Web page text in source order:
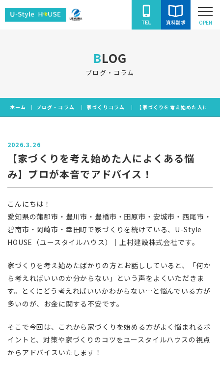
ユ
ハ
ウ
OPEN
BLOG
ブログ・コラム
ホーム ブログ・コラム 家づくりコラム 【家づくりを考え始めた人によ
2026.3.26
【家づくりを考え始めた人によくある悩
み】プロが本音でアドバイス！
こんにちは！
愛知県の蒲郡市・豊川市・豊橋市・田原市・安城市・西尾市・
碧南市・岡崎市・幸田町で家づくりを続けている、U-Style
HOUSE（ユースタイルハウス）｜上村建設株式会社です。
家づくりを考え始めたばかりの方とお話ししていると、「何か
ら考えればいいのか分からない」という声をよくいただきま
す。とくにどう考えればいいかわからない…と悩んでいる方が
多いのが、お金に関する不安です。
そこで今回は、これから家づくりを始める方がよく悩まれるポ
イントと、対策や家づくりのコツをユースタイルハウスの視点
からアドバイスいたします！